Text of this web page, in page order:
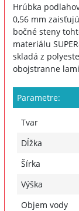
Hrúbka
0,56 mm
bočné steny
materiálu
skladá z
obojstranne
Parametre:
Tvar
Dĺžka
Šírka
Výška
Objem vody